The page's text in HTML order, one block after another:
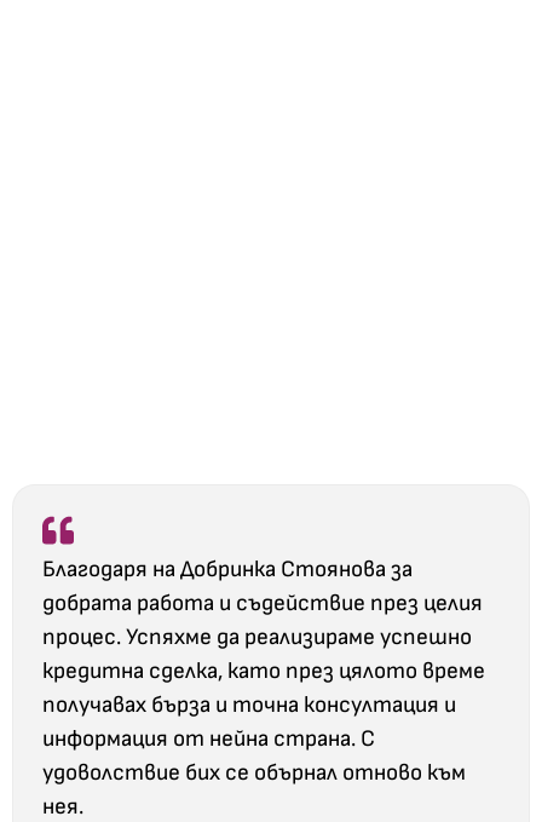
Благодаря на Добринка Стоянова за
добрата работа и съдействие през целия
процес. Успяхме да реализираме успешно
кредитна сделка, като през цялото време
получавах бърза и точна консултация и
информация от нейна страна. С
удоволствие бих се обърнал отново към
нея.